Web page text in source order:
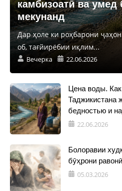
камбизоатӣ ва умед
мекунанд
Дар ҳоле ки роҳбарони
об, тағйирёбии иқлим...
Вечерка 22.06.2026
Цена воды.
Таджикистана
бедностью и
22.06.2026
Болоравии
бӯҳрони
05.03.2026